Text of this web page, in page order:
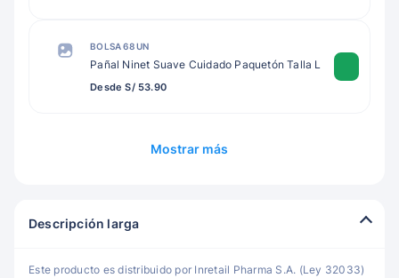
BOLSA 68 UN
Pañal Ninet Suave Cuidado Paquetón Talla L
Desde S/ 53.90
Mostrar más
Descripción larga
Este producto es distribuido por Inretail Pharma S.A. (Ley 32033)